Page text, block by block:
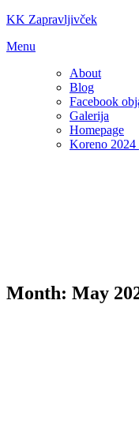
Skip
content
KK Zapravljivček
Menu
About
Blog
Facebook
Galerija
Homepage
Koreno 2024
Month: May